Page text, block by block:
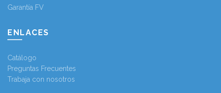
Garantía FV
ENLACES
Catálogo
Preguntas Frecuentes
Trabaja con nosotros